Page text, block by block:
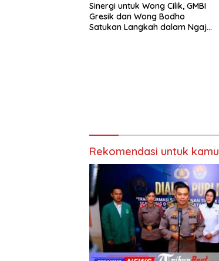
Sinergi untuk Wong Cilik, GMBI
Gresik dan Wong Bodho
Satukan Langkah dalam Ngaji
Rekomendasi untuk kamu